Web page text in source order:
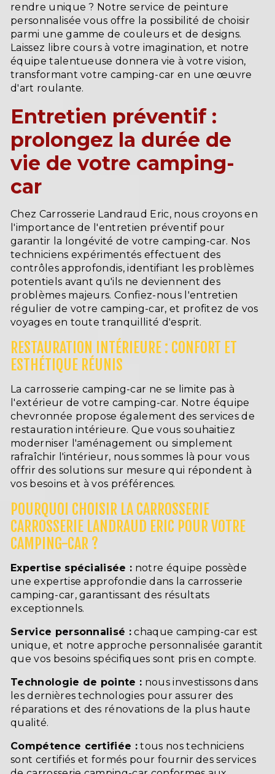
rendre unique ? Notre service de peinture
personnalisée vous offre la possibilité de choisir
parmi une gamme de couleurs et de designs.
Laissez libre cours à votre imagination, et notre
équipe talentueuse donnera vie à votre vision,
transformant votre camping-car en une œuvre
d'art roulante.
Entretien préventif :
prolongez la durée de
vie de votre camping-
car
Chez Carrosserie Landraud Eric, nous croyons en
l'importance de l'entretien préventif pour
garantir la longévité de votre camping-car. Nos
techniciens expérimentés effectuent des
contrôles approfondis, identifiant les problèmes
potentiels avant qu'ils ne deviennent des
problèmes majeurs. Confiez-nous l'entretien
régulier de votre camping-car, et profitez de vos
voyages en toute tranquillité d'esprit.
RESTAURATION INTÉRIEURE : CONFORT ET
ESTHÉTIQUE RÉUNIS
La carrosserie camping-car ne se limite pas à
l'extérieur de votre camping-car. Notre équipe
chevronnée propose également des services de
restauration intérieure. Que vous souhaitiez
moderniser l'aménagement ou simplement
rafraîchir l'intérieur, nous sommes là pour vous
offrir des solutions sur mesure qui répondent à
vos besoins et à vos préférences.
POURQUOI CHOISIR LA CARROSSERIE
CARROSSERIE LANDRAUD ERIC POUR VOTRE
CAMPING-CAR ?
Expertise spécialisée : notre équipe possède
une expertise approfondie dans la carrosserie
camping-car, garantissant des résultats
exceptionnels.
Service personnalisé : chaque camping-car est
unique, et notre approche personnalisée garantit
que vos besoins spécifiques sont pris en compte.
Technologie de pointe : nous investissons dans
les dernières technologies pour assurer des
réparations et des rénovations de la plus haute
qualité.
Compétence certifiée : tous nos techniciens
sont certifiés et formés pour fournir des services